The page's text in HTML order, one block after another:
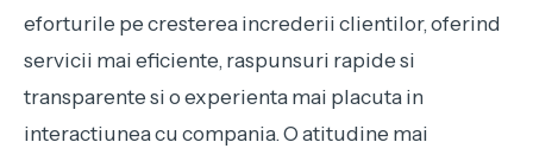
eforturile pe cresterea increderii clientilor, oferind
servicii mai eficiente, raspunsuri rapide si
transparente si o experienta mai placuta in
interactiunea cu compania. O atitudine mai